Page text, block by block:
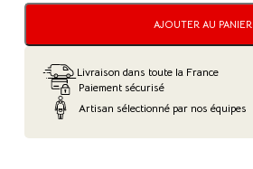
TONIC
AJOUTER AU PANIER
Livraison dans toute la France
Paiement sécurisé
Artisan sélectionné par nos équipes